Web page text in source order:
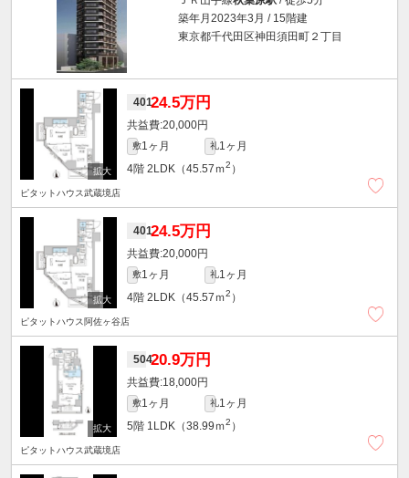
築年月2023年3月 / 15階建
東京都千代田区神田須田町２丁目
40124.5万円
20,000円
敷1ヶ月 礼1ヶ月
4階 2LDK（45.57ｍ2 ）
ピタットハウス武蔵境店
40124.5万円
20,000円
敷1ヶ月 礼1ヶ月
4階 2LDK（45.57ｍ2 ）
ピタットハウス阿佐ヶ谷店
50420.9万円
18,000円
敷1ヶ月 礼1ヶ月
5階 1LDK（38.99ｍ2 ）
ピタットハウス武蔵境店